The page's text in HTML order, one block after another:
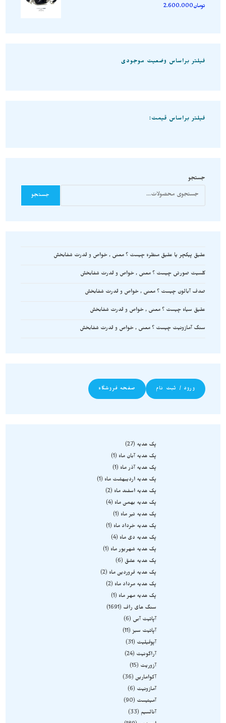
تومان2.600.000
فیلتر براساس وضعیت موجودی
فیلتر براساس قیمت:
جستجو
جستجو
عقیق پیکچر یا عقیق منظره چیست ؟ معنی , خواص و قدرت شفابخش
کلسیت صورتی چیست ؟ معنی , خواص و قدرت شفابخش
صدف آبالون چیست ؟ معنی , خواص و قدرت شفابخش
عقیق سیاه چیست ؟ معنی , خواص و قدرت شفابخش
سنگ آمازونیت چیست ؟ معنی , خواص و قدرت شفابخش
ورود / ثبت نام صفحه فروشگاه
پک هدیه
27
پک هدیه آبان ماه
1
پک هدیه آذر ماه
1
پک هدیه اردیبهشت ماه
1
پک هدیه اسفند ماه
2
پک هدیه بهمن ماه
4
پک هدیه تیر ماه
1
پک هدیه خرداد ماه
1
پک هدیه دی ماه
4
پک هدیه شهریور ماه
1
پک هدیه عشق
6
پک هدیه فروردین ماه
2
پک هدیه مرداد ماه
2
پک هدیه مهر ماه
1
سنگ های راف
1691
آپاتیت آبی
6
آپاتیت سبز 11
آپوفیلیت
31
آراگونیت
24
آزوریت
15
آکوامارین 36
آمازونیت
6
آمیتیست
90
آنالسیم
33